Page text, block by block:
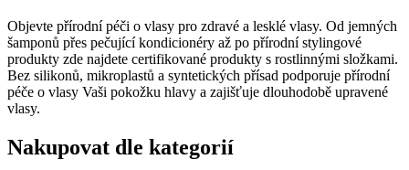
Objevte přírodní péči o vlasy pro zdravé a lesklé vlasy. Od jemných
šamponů přes pečující kondicionéry až po přírodní stylingové
produkty zde najdete certifikované produkty s rostlinnými složkami.
Bez silikonů, mikroplastů a syntetických přísad podporuje přírodní
péče o vlasy Vaši pokožku hlavy a zajišťuje dlouhodobě upravené
vlasy.
Nakupovat dle kategorií